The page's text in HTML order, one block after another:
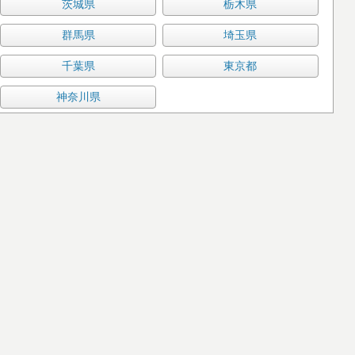
茨城県 栃木県
群馬県 埼玉県
千葉県 東京都
神奈川県